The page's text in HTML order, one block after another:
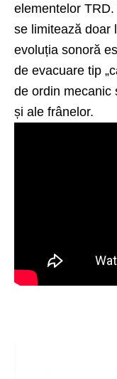
elementelor
se limitează doar
evoluția sonoră
de evacuare tip
de ordin mecanic
și ale frânelor.